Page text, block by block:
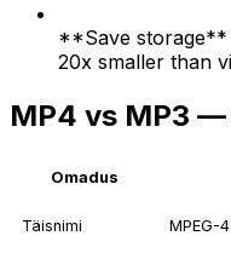
**Save storage**
20x smaller than
MP4 vs MP3
Omadus
Täisnimi MPEG-